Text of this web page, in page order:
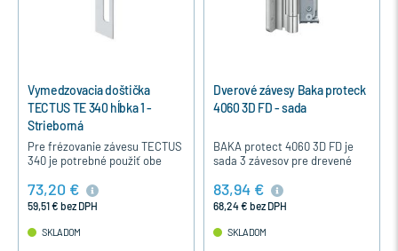
Vymedzovacia doštička
TECTUS TE 340 hĺbka 1 -
Strieborná
Pre frézovanie závesu TECTUS
340 je potrebné použiť obe
hĺbkou 1 a s hĺbkou 2.
73,20 €
59,51 € bez DPH
SKLADOM
Dverové závesy Baka proteck
4060 3D FD - sada
BAKA protect 4060 3D FD je
sada 3 závesov pre drevené
excentrickým nastavením a
bezúdržbovým ložiskom. Je
83,94 €
68,24 € bez DPH
SKLADOM